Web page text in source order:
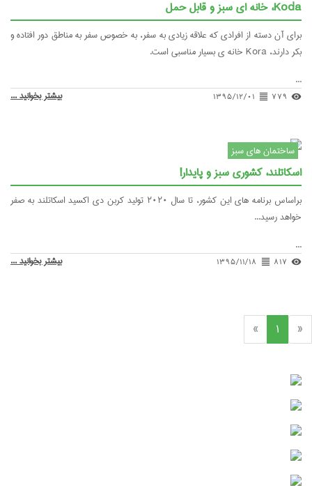
از افرادی که علاقه زیادی به سفر، به خصوص سفر به مناطق دور افتاده و
۱۳۹۵/۱۲/۰۱ بیشتر بخوانید ...
سبز
کشوری سبز و پایدار!
براساس برنامه های این کشور، تا سال ۲۰۲۰ تولید کربن دی اکسید اسکاتلند به صفر
۱۳۹۵/۱۱/۱۸ بیشتر بخوانید ...
»